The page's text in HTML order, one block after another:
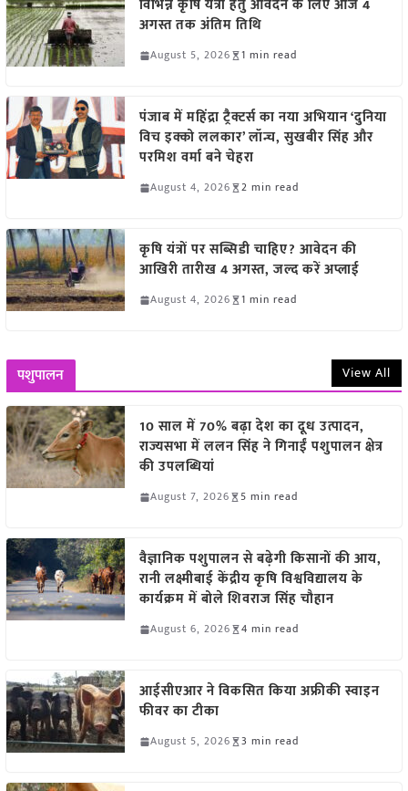
विभिन्न कृषि यंत्रों हेतु आवेदन के लिए आज 4
अगस्त तक अंतिम तिथि
August 5, 2026 1 min read
पंजाब में महिंद्रा ट्रैक्टर्स का नया अभियान ‘दुनिया
विच इक्को ललकार’ लॉन्च, सुखबीर सिंह और
परमिश वर्मा बने चेहरा
August 4, 2026 2 min read
कृषि यंत्रों पर सब्सिडी चाहिए? आवेदन की
आखिरी तारीख 4 अगस्त, जल्द करें अप्लाई
August 4, 2026 1 min read
पशुपालन View All
10 साल में 70% बढ़ा देश का दूध उत्पादन,
राज्यसभा में ललन सिंह ने गिनाईं पशुपालन क्षेत्र
की उपलब्धियां
August 7, 2026 5 min read
वैज्ञानिक पशुपालन से बढ़ेगी किसानों की आय,
रानी लक्ष्मीबाई केंद्रीय कृषि विश्वविद्यालय के
कार्यक्रम में बोले शिवराज सिंह चौहान
August 6, 2026 4 min read
आईसीएआर ने विकसित किया अफ्रीकी स्वाइन
फीवर का टीका
August 5, 2026 3 min read